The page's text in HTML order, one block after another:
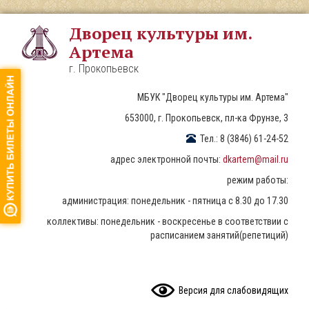
Перейти
основному
содержанию
Дворец культуры им.
Артема
г. Прокопьевск
МБУК "Дворец культуры им. Артема"
653000, г. Прокопьевск, пл-ка Фрунзе, 3
Тел.: 8 (3846) 61-24-52
адрес электронной почты: dkartem@mail.ru
режим работы:
администрация: понедельник - пятница с 8.30 до 17.30
коллективы: понедельник - воскресенье в соответствии с
расписанием занятий(репетиций)
Версия для слабовидящих